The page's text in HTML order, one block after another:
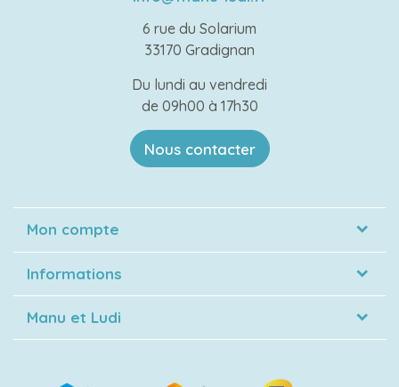
6 rue du Solarium
33170 Gradignan
Du lundi au vendredi
de 09h00 à 17h30
Nous contacter
Mon compte
Informations
Manu et Ludi